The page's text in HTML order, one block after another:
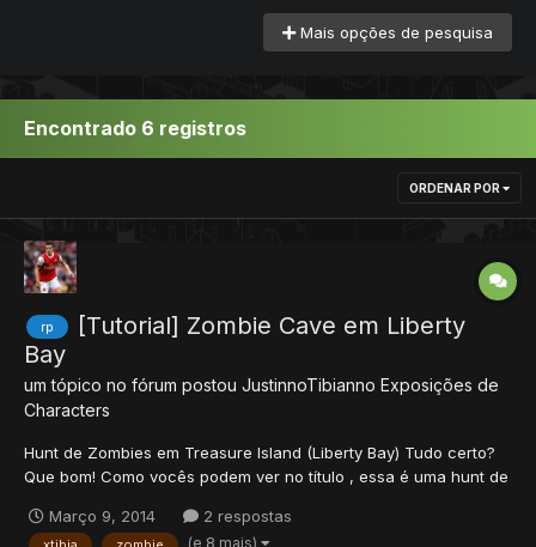
Mais opções de pesquisa
Encontrado 6 registros
ORDENAR POR
rp
[Tutorial] Zombie Cave em Liberty
Bay
um tópico no fórum postou JustinnoTibianno Exposições de
Characters
Hunt de Zombies em Treasure Island (Liberty Bay) Tudo certo?
Que bom! Como vocês podem ver no título , essa é uma hunt de
paladin também deve ser, mas só testei com kina). Informações
Março 9, 2014 2 respostas
(e 8 mais)